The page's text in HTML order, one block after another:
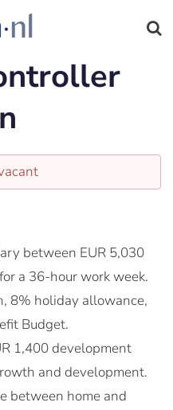
between EUR 5,030
a 36-hour work week.
8% holiday allowance,
Budget.
1,400 development
and development.
between home and